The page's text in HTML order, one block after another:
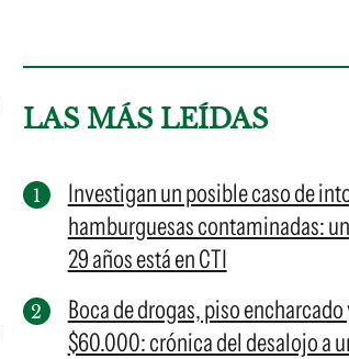
LAS MÁS LEÍDAS
Investigan un posible caso de
hamburguesas contaminadas:
29 años está en CTI
Boca de drogas, piso
$60.000: crónica del desalojo a